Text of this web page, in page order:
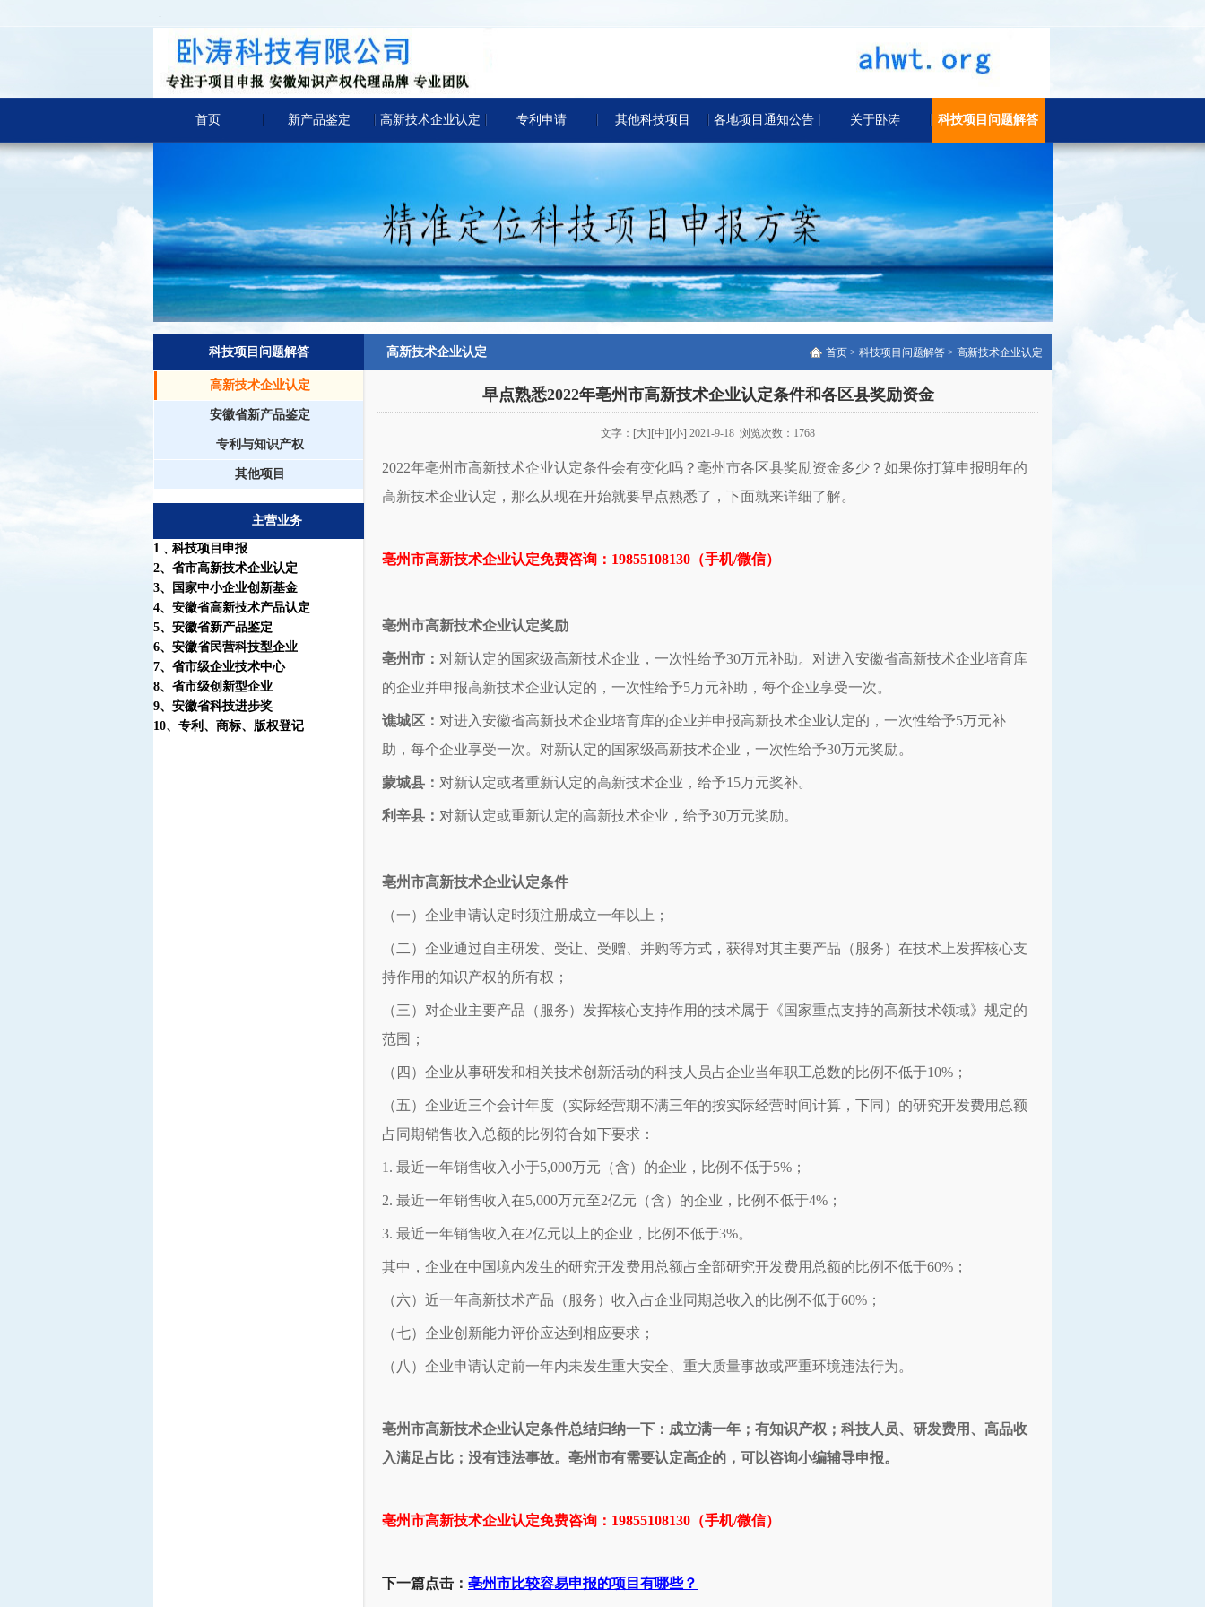
.
首页 新产品鉴定 高新技术企业认定 专利申请 其他科技项目 各地项目通知公告 关于卧涛 科技项目问题解答
首页 > 科技项目问题解答 > 高新技术企业认定
科技项目问题解答
高新技术企业认定
安徽省新产品鉴定
专利与知识产权
其他项目
主营业务
1 ﹑科技项目申报
2、省市高新技术企业认定
3、国家中小企业创新基金
4、安徽省高新技术产品认定
5、安徽省新产品鉴定
6、安徽省民营科技型企业
7、省市级企业技术中心
8、省市级创新型企业
9、安徽省科技进步奖
10、 专利 、 商标、 版权登记
高新技术企业认定
早点熟悉2022年亳州市高新技术企业认定条件和各区县奖励资金
文字： [大] [中] [小] 2021-9-18 浏览次数：1768
2022年亳州市高新技术企业认定条件会有变化吗？亳州市各区县奖励资金多少？如果你打算申报明年的
高新技术企业认定，那么从现在开始就要早点熟悉了，下面就来详细了解。
亳州市高新技术企业认定免费咨询：19855108130（手机/微信）
亳州市高新技术企业认定奖励
亳州市： 对新认定的国家级高新技术企业，一次性给予30万元补助。对进入安徽省高新技术企业培育库
的企业并申报高新技术企业认定的，一次性给予5万元补助，每个企业享受一次。
谯城区： 对进入安徽省高新技术企业培育库的企业并申报高新技术企业认定的，一次性给予5万元补
助，每个企业享受一次。对新认定的国家级高新技术企业，一次性给予30万元奖励。
蒙城县： 对新认定或者重新认定的高新技术企业，给予15万元奖补。
利辛县： 对新认定或重新认定的高新技术企业，给予30万元奖励。
亳州市高新技术企业认定条件
（一）企业申请认定时须注册成立一年以上；
（二）企业通过自主研发、受让、受赠、并购等方式，获得对其主要产品（服务）在技术上发挥核心支
持作用的知识产权的所有权；
（三）对企业主要产品（服务）发挥核心支持作用的技术属于《国家重点支持的高新技术领域》规定的
范围；
（四）企业从事研发和相关技术创新活动的科技人员占企业当年职工总数的比例不低于10%；
（五）企业近三个会计年度（实际经营期不满三年的按实际经营时间计算，下同）的研究开发费用总额
占同期销售收入总额的比例符合如下要求：
1. 最近一年销售收入小于5,000万元（含）的企业，比例不低于5%；
2. 最近一年销售收入在5,000万元至2亿元（含）的企业，比例不低于4%；
3. 最近一年销售收入在2亿元以上的企业，比例不低于3%。
其中，企业在中国境内发生的研究开发费用总额占全部研究开发费用总额的比例不低于60%；
（六）近一年高新技术产品（服务）收入占企业同期总收入的比例不低于60%；
（七）企业创新能力评价应达到相应要求；
（八）企业申请认定前一年内未发生重大安全、重大质量事故或严重环境违法行为。
亳州市高新技术企业认定条件总结归纳一下：成立满一年；有知识产权；科技人员、研发费用、高品收
入满足占比；没有违法事故。亳州市有需要认定高企的，可以咨询小编辅导申报。
亳州市高新技术企业认定免费咨询：19855108130（手机/微信）
下一篇点击 ： 亳州市比较容易申报的项目有哪些？